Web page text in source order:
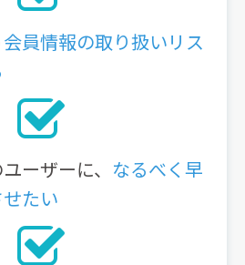
会員情報の取り扱いリス
ーザーに、 なるべく早
たい